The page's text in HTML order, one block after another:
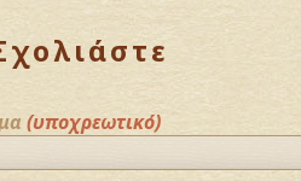
(υποχρεωτικό)